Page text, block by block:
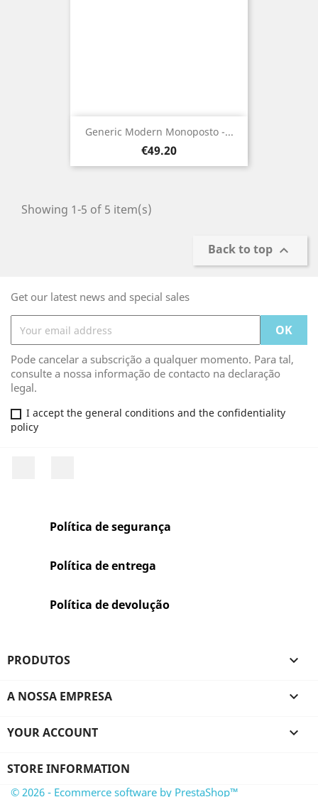
Generic Modern Monoposto -...
Price
€49.20
Showing 1-5 of 5 item(s)
Back to top 
Get our latest news and special sales
Pode cancelar a subscrição a qualquer momento. Para tal,
consulte a nossa informação de contacto na declaração
legal.
I accept the general conditions and the confidentiality
policy
Política de segurança
Política de entrega
Política de devolução
PRODUTOS 
A NOSSA EMPRESA 
YOUR ACCOUNT 
STORE INFORMATION
© 2026 - Ecommerce software by PrestaShop™